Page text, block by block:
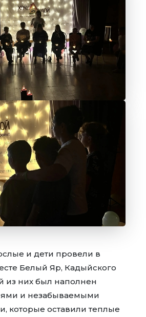
и дети провели в
Белый Яр, Кадыйского
из них был наполнен
и незабываемыми
которые оставили теплые